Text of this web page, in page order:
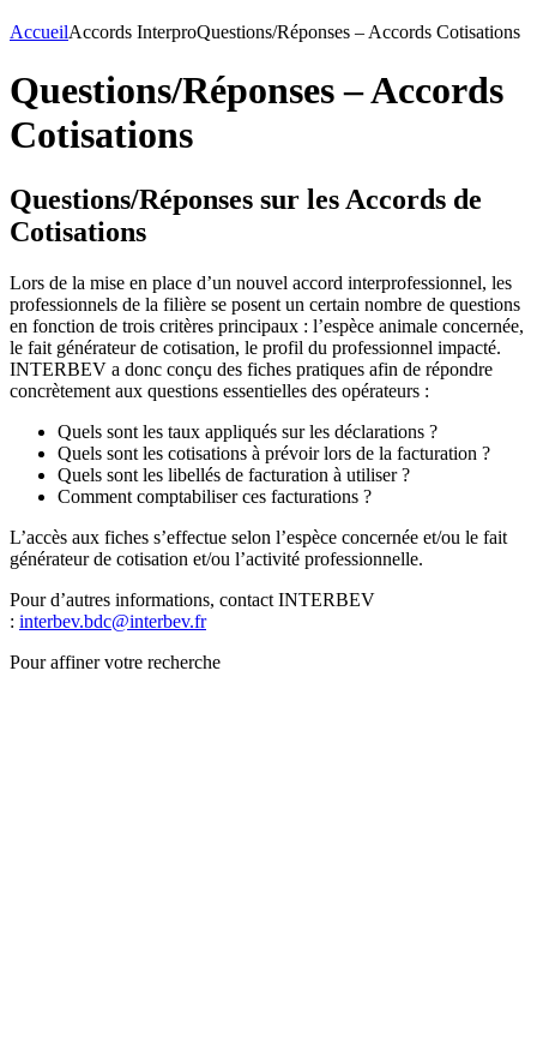
AccueilAccords InterproQuestions/Réponses – Accords Cotisations
Questions/Réponses – Accords
Cotisations
Questions/Réponses sur les Accords de
Cotisations
Lors de la mise en place d’un nouvel accord interprofessionnel, les
professionnels de la filière se posent un certain nombre de questions
en fonction de trois critères principaux : l’espèce animale concernée,
le fait générateur de cotisation, le profil du professionnel impacté.
INTERBEV a donc conçu des fiches pratiques afin de répondre
concrètement aux questions essentielles des opérateurs :
Quels sont les taux appliqués sur les déclarations ?
Quels sont les cotisations à prévoir lors de la facturation ?
Quels sont les libellés de facturation à utiliser ?
Comment comptabiliser ces facturations ?
L’accès aux fiches s’effectue selon l’espèce concernée et/ou le fait
générateur de cotisation et/ou l’activité professionnelle.
Pour d’autres informations, contact INTERBEV
: interbev.bdc@interbev.fr
Pour affiner votre recherche